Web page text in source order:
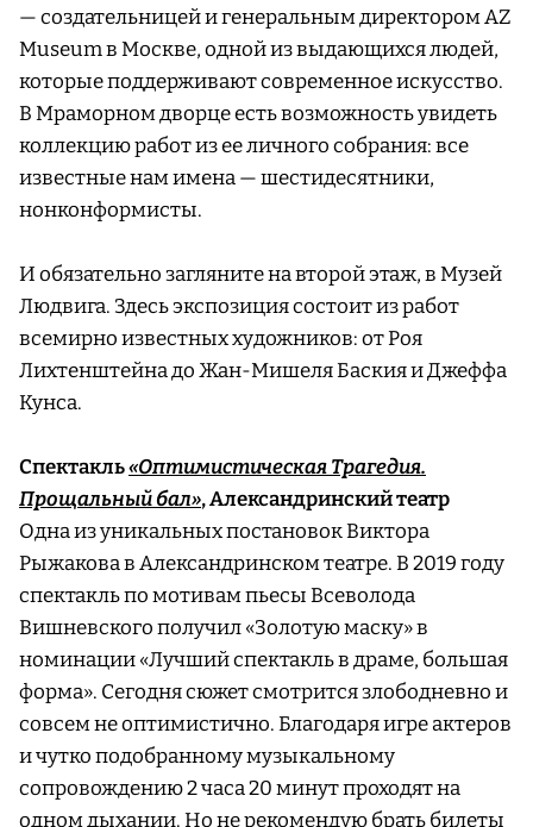
— создательницей и генеральным директором AZ
Museum в Москве, одной из выдающихся людей,
которые поддерживают современное искусство.
В Мраморном дворце есть возможность увидеть
коллекцию работ из ее личного собрания: все
известные нам имена — шестидесятники,
нонконформисты.
И обязательно загляните на второй этаж, в Музей
Людвига. Здесь экспозиция состоит из работ
всемирно известных художников: от Роя
Лихтенштейна до Жан-Мишеля Баския и Джеффа
Кунса.
Спектакль«Оптимистическая Трагедия.
Прощальный бал», Александринский театр
Одна из уникальных постановок Виктора
Рыжакова в Александринском театре. В 2019 году
спектакль по мотивам пьесы Всеволода
Вишневского получил «Золотую маску» в
номинации «Лучший спектакль в драме, большая
форма». Сегодня сюжет смотрится злободневно и
совсем не оптимистично. Благодаря игре актеров
и чутко подобранному музыкальному
сопровождению 2 часа 20 минут проходят на
одном дыхании. Но не рекомендую брать билеты